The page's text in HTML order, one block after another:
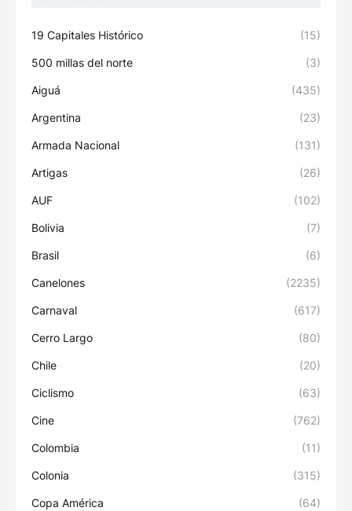
19 Capitales Histórico (15)
500 millas del norte (3)
Aiguá (435)
Argentina (23)
Armada Nacional (131)
Artigas (26)
AUF (102)
Bolivia (7)
Brasil (6)
Canelones (2235)
Carnaval (617)
Cerro Largo (80)
Chile (20)
Ciclismo (63)
Cine (762)
Colombia (11)
Colonia (315)
Copa América (64)